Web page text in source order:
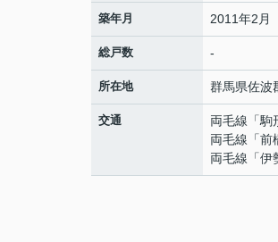
築年月 2011年2月
総戸数 -
所在地 群馬県佐波
交通 両毛線 「駒
両毛線 「前
両毛線 「伊